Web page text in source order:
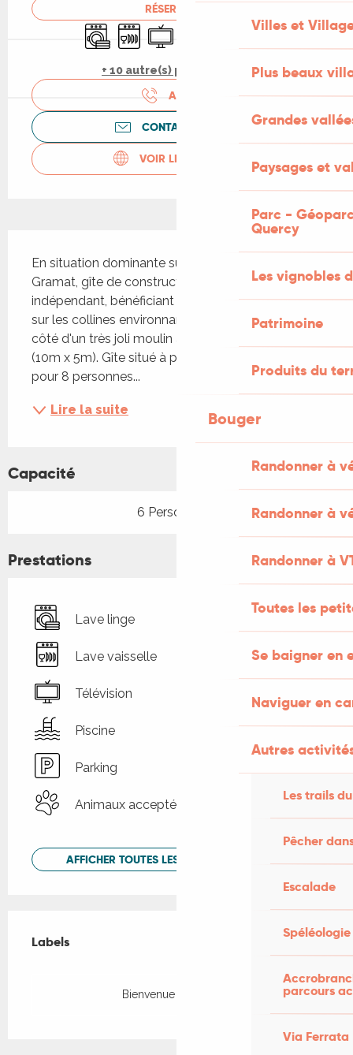
Villes et
Plus beaux
Grandes
Paysages et
Parc -
Quercy
Les vignobles
Patrimoine
Produits du
Bouger
Randonner à
Randonner à
Randonner à
Toutes les
Se baigner en
Naviguer en
Autres
Les trails
Pêcher
Escalade
Spéléologie
parcours
Via Ferrata
RÉSERVER
Lave lingeLave vaisselle
Télévision Animaux acceptés
+ 10 autre(s) prestation(s)
APPELER
CONTACTEZ-NOUS
VOIR LES SITES WEB
En situation dominante sur les Causses de
Gramat, gîte de construction récente
indépendant, bénéficiant d'une vue exceptionnelle
sur les collines environnantes, situé au calme, à
côté d'un très joli moulin à vent. Piscine privée
(10m x 5m). Gîte situé à proximité d'un autre gîte
pour 8 personnes...
Lire la suite
Capacité
6 Personne(s)
Prestations
Lave linge
Lave vaisselle
Télévision
Piscine
Parking
Animaux acceptés
AFFICHER TOUTES LES PRESTATIONS
Labels
Labels
Bienvenue à la Ferme